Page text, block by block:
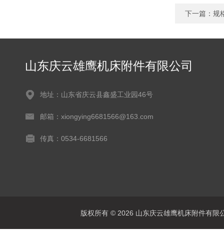
下一篇： 规
山东庆云雄鹰机床附件有限公司
地址：山东省庆云县鑫盛工业园46号
邮箱：xiongying6681566@163.com
传真：0534-6681566
版权所有 © 2026 山东庆云雄鹰机床附件有